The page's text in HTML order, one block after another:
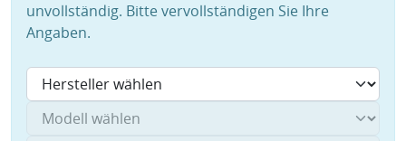
unvollständig. Bitte vervollständigen Sie Ihre
Angaben.